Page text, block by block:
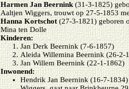
Harmen Jan Beernink(31-3-1825)
Aaltjen Wiggers, trouwt op 27-5-1853
Hanna Kortschot(27-3-1821) geboren
Mina ten Dolle
Kinderen:
Jan Derk Beernink (7-6-1857)
Aleida Willemina Beernink (26-2-
Jan Willem Beernink (22-1-1862)
Inwonend:
Hendrik Jan Beernink (16-7-